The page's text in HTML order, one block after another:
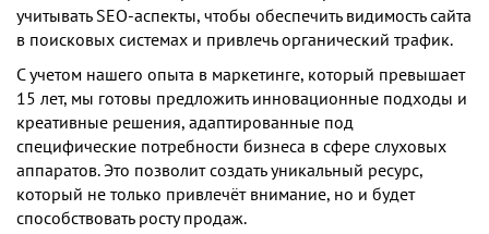
учитывать SEO-аспекты, чтобы обеспечить видимость сайта
в поисковых системах и привлечь органический трафик.
С учетом нашего опыта в маркетинге, который превышает
15 лет, мы готовы предложить инновационные подходы и
креативные решения, адаптированные под
специфические потребности бизнеса в сфере слуховых
аппаратов. Это позволит создать уникальный ресурс,
который не только привлечёт внимание, но и будет
способствовать росту продаж.